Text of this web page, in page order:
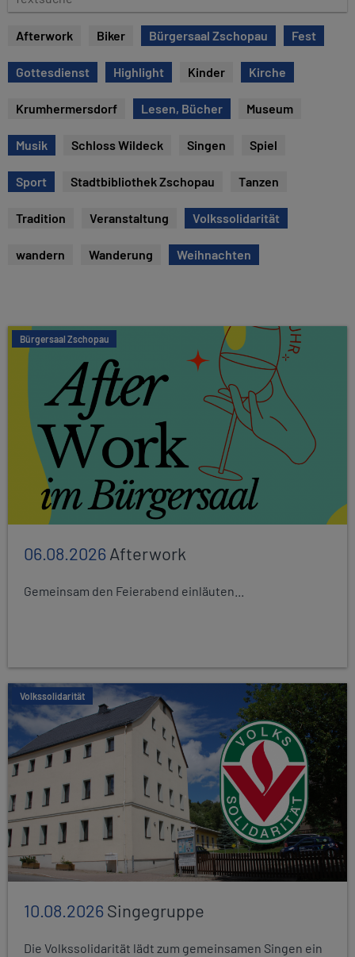
e
s
u
e
Afterwork Biker Bürgersaal Zschopau Fest
Gottesdienst Highlight Kinder Kirche
Krumhermersdorf Lesen, Bücher Museum
Musik Schloss Wildeck Singen Spiel
Sport Stadtbibliothek Zschopau Tanzen
Tradition Veranstaltung Volkssolidarität
wandern Wanderung Weihnachten
Bürgersaal Zschopau
06.08.2026Afterwork
Gemeinsam den Feierabend einläuten...
Volkssolidarität
10.08.2026Singegruppe
Die Volkssolidarität lädt zum gemeinsamen Singen ein